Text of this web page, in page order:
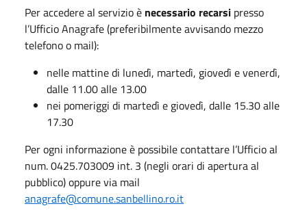
Per accedere al servizio è necessario recarsi presso
l’Ufficio Anagrafe (preferibilmente avvisando mezzo
telefono o mail):
nelle mattine di lunedì, martedì, giovedì e venerdì,
dalle 11.00 alle 13.00
nei pomeriggi di martedì e giovedì, dalle 15.30 alle
17.30
Per ogni informazione è possibile contattare l’Ufficio al
num. 0425.703009 int. 3 (negli orari di apertura al
pubblico) oppure via mail
anagrafe@comune.sanbellino.ro.it